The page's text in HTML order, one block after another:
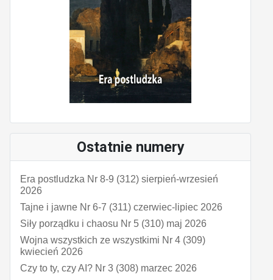
Ostatnie numery
Era postludzka Nr 8-9 (312) sierpień-wrzesień
2026
Tajne i jawne Nr 6-7 (311) czerwiec-lipiec 2026
Siły porządku i chaosu Nr 5 (310) maj 2026
Wojna wszystkich ze wszystkimi Nr 4 (309)
kwiecień 2026
Czy to ty, czy AI? Nr 3 (308) marzec 2026